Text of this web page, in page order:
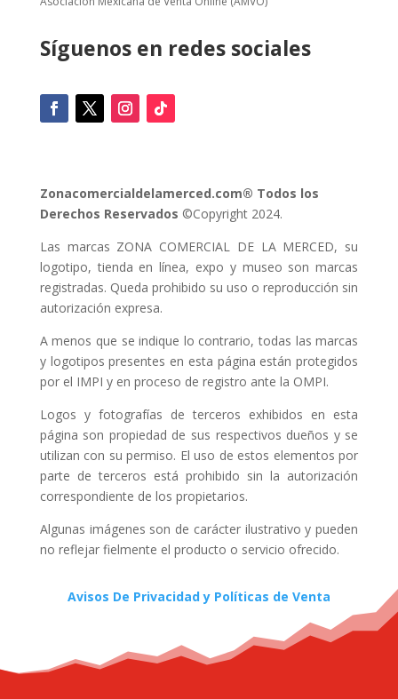
Síguenos en redes sociales
Zonacomercialdelamerced.com® Todos los
Derechos Reservados ©Copyright 2024.
Las marcas ZONA COMERCIAL DE LA MERCED, su
logotipo, tienda en línea, expo y museo son marcas
registradas. Queda prohibido su uso o reproducción sin
autorización expresa.
A menos que se indique lo contrario, todas las marcas
y logotipos presentes en esta página están protegidos
por el IMPI y en proceso de registro ante la OMPI.
Logos y fotografías de terceros exhibidos en esta
página son propiedad de sus respectivos dueños y se
utilizan con su permiso. El uso de estos elementos por
parte de terceros está prohibido sin la autorización
correspondiente de los propietarios.
Algunas imágenes son de carácter ilustrativo y pueden
no reflejar fielmente el producto o servicio ofrecido.
Avisos De Privacidad y Políticas de Venta